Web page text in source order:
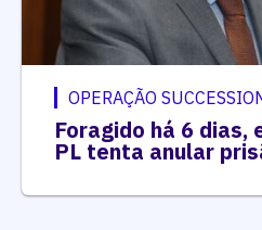
OPERAÇÃO
Foragido há 6 dias,
PL tenta anular